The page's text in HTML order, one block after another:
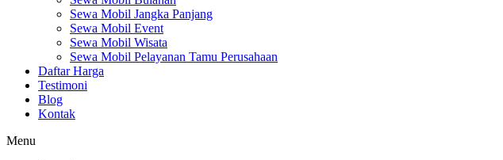
Sewa Mobil Jangka Panjang
Sewa Mobil Event
Sewa Mobil Wisata
Sewa Mobil Pelayanan Tamu Perusahaan
Daftar Harga
Testimoni
Blog
Kontak
Menu